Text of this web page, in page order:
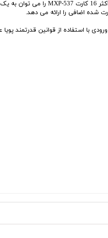
شده اضافی را ارائه می دهد.
با استفاده از قوانین قدرتمند